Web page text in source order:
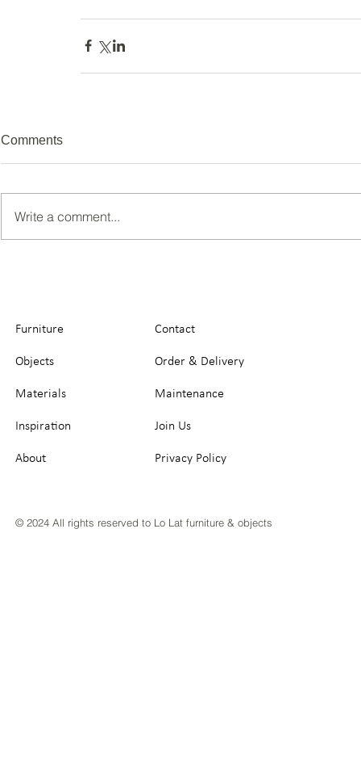
Comments
Write a comment...
Furniture
Objects
Materials
Inspiration
About
Contact
Order & Delivery
Maintenance
Join Us
Privacy Policy
© 2024 All rights reserved to Lo Lat furniture & objects